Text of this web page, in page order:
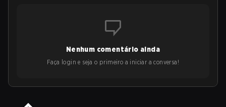
Nenhum comentário ainda
Faça login e seja o primeiro a iniciar a conversa!